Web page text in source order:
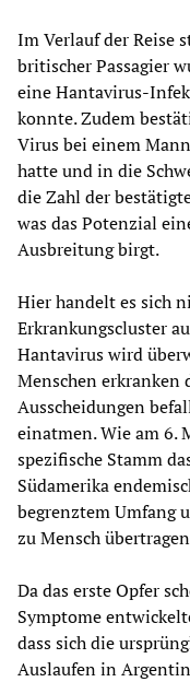
Im Verlauf der Reise
britischer Passagier
eine Hantavirus-
konnte. Zudem
Virus bei einem
hatte und in die
die Zahl der
was das Potenzial
Ausbreitung birgt.
Hier handelt es sich
Erkrankungscluster
Hantavirus wird
Menschen erkranken
Ausscheidungen
einatmen. Wie am 6.
spezifische Stamm
Südamerika
begrenztem Umfang
zu Mensch
Da das erste Opfer
Symptome
dass sich die
Auslaufen in